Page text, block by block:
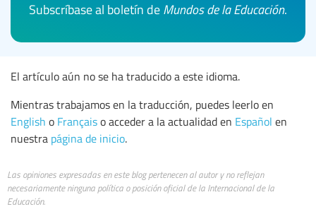
Subscríbase al boletín de Mundos de la Educación.
El artículo aún no se ha traducido a este idioma.
Mientras trabajamos en la traducción, puedes leerlo en
English o Françaiso acceder a la actualidad en Español en
nuestra página de inicio.
Las opiniones expresadas en este blog pertenecen al autor y no reflejan
necesariamente ninguna política o posición oficial de la Internacional de la
Educación.